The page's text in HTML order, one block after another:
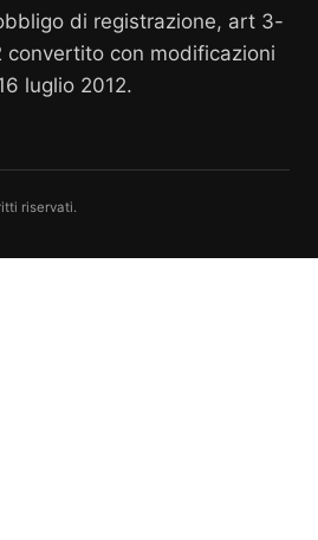
di registrazione, art 3-
convertito con modificazioni
luglio 2012.
riservati.